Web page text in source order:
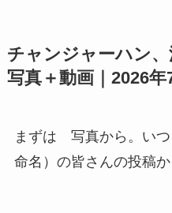
チャンジャーハン
写真＋動画｜2026年
まずは 写真から。い
命名）の皆さんの投稿